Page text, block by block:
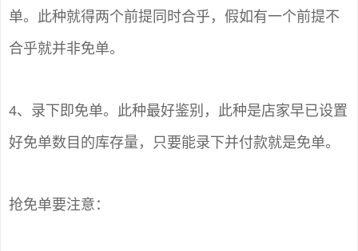
单。此种就得两个前提同时合乎，假如有一个前提不
合乎就并非免单。
4、录下即免单。此种最好鉴别，此种是店家早已设置
好免单数目的库存量，只要能录下并付款就是免单。
抢免单要注意：